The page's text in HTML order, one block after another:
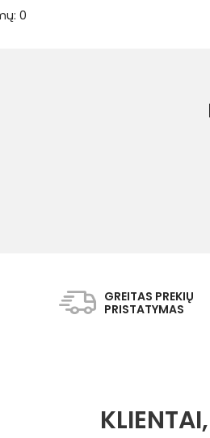
0
GREITAS PREKIŲ
PRISTATYMAS